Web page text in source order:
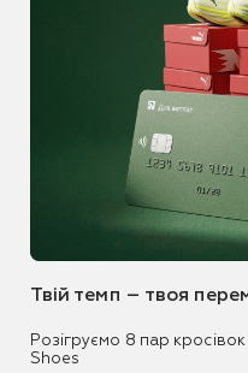
Твій темп – твоя
Розігруємо 8 пар
Shoes